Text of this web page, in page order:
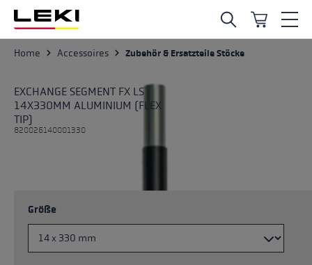
Zum Hauptinhalt springen
Home Accessoires Zubehör & Ersatzteile Stöcke
EXCHANGE SEGMENT FX LS
14X330MM ALUMINIUM (FLEX
TIP)
820026140001330
Größe